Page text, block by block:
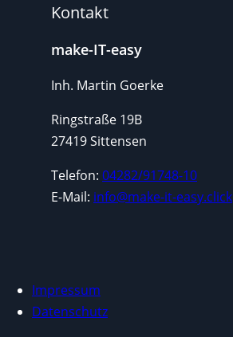
Kontakt
make-IT-easy
Inh. Martin Goerke
Ringstraße 19B
27419 Sittensen
Telefon: 04282/91748-10
E-Mail: info@make-it-easy.click
Impressum
Datenschutz